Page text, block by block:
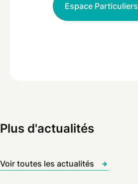
Espace Particuliers
Plus d'actualités
Voir toutes les actualités